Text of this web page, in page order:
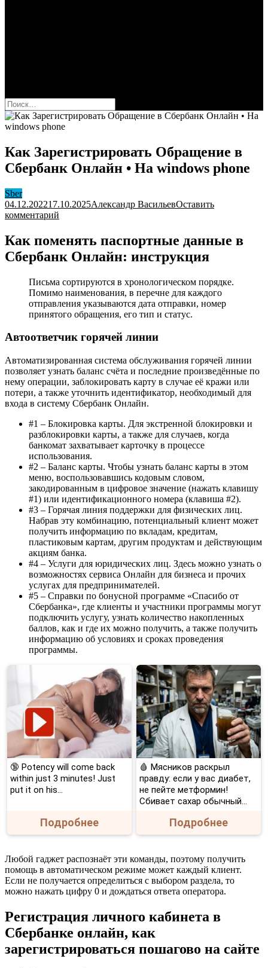
Найти:
Как Зарегистрировать Обращение в
Сбербанк Онлайн • На windows phone
Sber
04.12.202217.10.2025Александр ВасильевОставить
комментарий
Обращение
в
Онлайн
•
На
windows
Как поменять паспортные данные в
Cбербанк Онлайн: инструкция
Письма сортируются в хронологическом порядке.
Помимо наименования, в перечне для каждого
отправления указываются дата отправки, номер
принятого обращения, его тип и статус.
Автоответчик горячей линии
Автоматизированная система обслуживания горячей линии
позволяет узнать баланс счёта и последние произведённые по
нему операции, заблокировать карту в случае её кражи или
потери, а также уточнить идентификатор, необходимый для
входа в систему Сбербанк Онлайн.
#1 – Блокировка карты. Для экстренной блокировки и
разблокировки карты, а также для случаев, когда
банкомат захватывает карточку в процессе
использования.
#2 – Баланс карты. Чтобы узнать баланс карты в этом
меню, воспользовавшись кодовым словом,
закодированным в цифровое значение (нажать клавишу
#1) или идентификационного номера (клавиша #2).
#3 – Горячая линия поддержки для физических лиц.
Набрав эту комбинацию, потенциальный клиент может
получить информацию по вкладам, кредитам,
пластиковым картам, другим продуктам и действующим
акциям банка.
#4 – Услуги для юридических лиц. Здесь можно узнать о
возможностях сервиса Онлайн для бизнеса и прочих
услугах для предпринимателей.
#5 – Справки по бонусной программе «Спасибо от
Сбербанка», где клиенты и участники программы могут
подключить услугу, узнать количество накопленных
баллов, как и где их можно получить, а также получить
информацию об условиях и сроках проведения
программы.
🔞 Potency will come back
within just 3 minutes! Just
put it on his…
Подробнее
🩸 Мясников раскрыл
правду: если у вас диабет,
не пейте метформин!
Сбивает сахар обычный...
Подробнее
Любой гаджет распознаёт эти команды, поэтому получить
помощь в автоматическом режиме может каждый клиент.
Если не получается определиться с выбором раздела, то
можно нажать цифру 0 и дождаться ответа оператора.
Регистрация личного кабинета в
Сбербанке онлайн, как
зарегистрироваться пошагово на сайте